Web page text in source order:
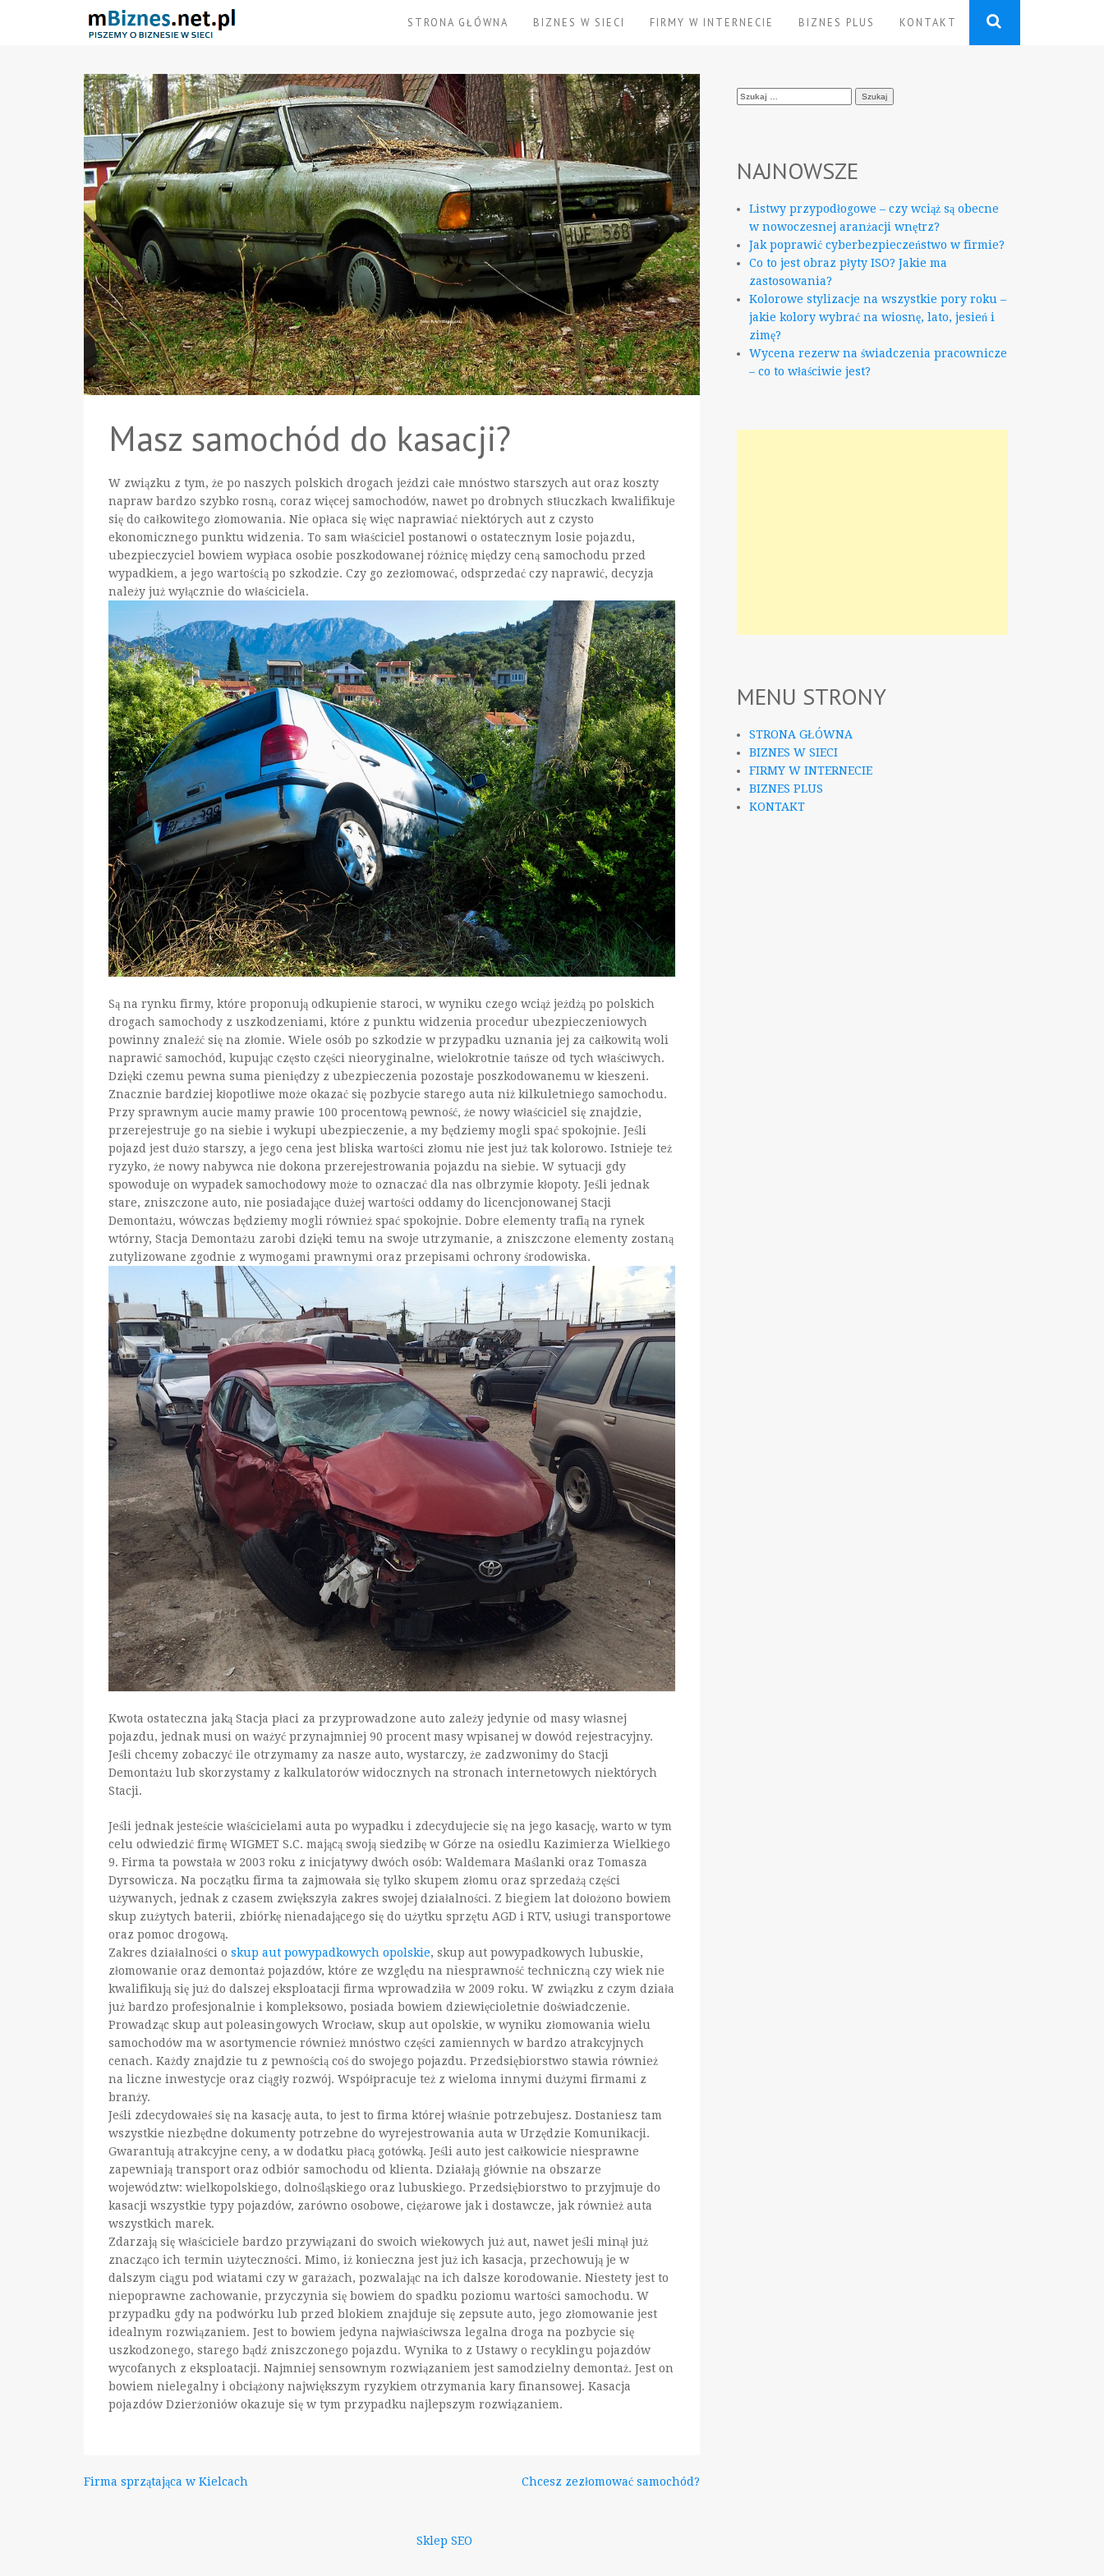
STRONA GŁÓWNA BIZNES W SIECI FIRMY W INTERNECIE BIZNES PLUS KONTAKT
Masz samochód do kasacji?
W związku z tym, że po naszych polskich drogach jeździ całe mnóstwo starszych aut oraz koszty
napraw bardzo szybko rosną, coraz więcej samochodów, nawet po drobnych stłuczkach kwalifikuje
się do całkowitego złomowania. Nie opłaca się więc naprawiać niektórych aut z czysto
ekonomicznego punktu widzenia. To sam właściciel postanowi o ostatecznym losie pojazdu,
ubezpieczyciel bowiem wypłaca osobie poszkodowanej różnicę między ceną samochodu przed
wypadkiem, a jego wartością po szkodzie. Czy go zezłomować, odsprzedać czy naprawić, decyzja
należy już wyłącznie do właściciela.
Są na rynku firmy, które proponują odkupienie staroci, w wyniku czego wciąż jeżdżą po polskich
drogach samochody z uszkodzeniami, które z punktu widzenia procedur ubezpieczeniowych
powinny znaleźć się na złomie. Wiele osób po szkodzie w przypadku uznania jej za całkowitą woli
naprawić samochód, kupując często części nieoryginalne, wielokrotnie tańsze od tych właściwych.
Dzięki czemu pewna suma pieniędzy z ubezpieczenia pozostaje poszkodowanemu w kieszeni.
Znacznie bardziej kłopotliwe może okazać się pozbycie starego auta niż kilkuletniego samochodu.
Przy sprawnym aucie mamy prawie 100 procentową pewność, że nowy właściciel się znajdzie,
przerejestruje go na siebie i wykupi ubezpieczenie, a my będziemy mogli spać spokojnie. Jeśli
pojazd jest dużo starszy, a jego cena jest bliska wartości złomu nie jest już tak kolorowo. Istnieje też
ryzyko, że nowy nabywca nie dokona przerejestrowania pojazdu na siebie. W sytuacji gdy
spowoduje on wypadek samochodowy może to oznaczać dla nas olbrzymie kłopoty. Jeśli jednak
stare, zniszczone auto, nie posiadające dużej wartości oddamy do licencjonowanej Stacji
Demontażu, wówczas będziemy mogli również spać spokojnie. Dobre elementy trafią na rynek
wtórny, Stacja Demontażu zarobi dzięki temu na swoje utrzymanie, a zniszczone elementy zostaną
zutylizowane zgodnie z wymogami prawnymi oraz przepisami ochrony środowiska.
Kwota ostateczna jaką Stacja płaci za przyprowadzone auto zależy jedynie od masy własnej
pojazdu, jednak musi on ważyć przynajmniej 90 procent masy wpisanej w dowód rejestracyjny.
Jeśli chcemy zobaczyć ile otrzymamy za nasze auto, wystarczy, że zadzwonimy do Stacji
Demontażu lub skorzystamy z kalkulatorów widocznych na stronach internetowych niektórych
Stacji.
Jeśli jednak jesteście właścicielami auta po wypadku i zdecydujecie się na jego kasację, warto w tym
celu odwiedzić firmę WIGMET S.C. mającą swoją siedzibę w Górze na osiedlu Kazimierza Wielkiego
9. Firma ta powstała w 2003 roku z inicjatywy dwóch osób: Waldemara Maślanki oraz Tomasza
Dyrsowicza. Na początku firma ta zajmowała się tylko skupem złomu oraz sprzedażą części
używanych, jednak z czasem zwiększyła zakres swojej działalności. Z biegiem lat dołożono bowiem
skup zużytych baterii, zbiórkę nienadającego się do użytku sprzętu AGD i RTV, usługi transportowe
oraz pomoc drogową.
Zakres działalności o skup aut powypadkowych opolskie, skup aut powypadkowych lubuskie,
złomowanie oraz demontaż pojazdów, które ze względu na niesprawność techniczną czy wiek nie
kwalifikują się już do dalszej eksploatacji firma wprowadziła w 2009 roku. W związku z czym działa
już bardzo profesjonalnie i kompleksowo, posiada bowiem dziewięcioletnie doświadczenie.
Prowadząc skup aut poleasingowych Wrocław, skup aut opolskie, w wyniku złomowania wielu
samochodów ma w asortymencie również mnóstwo części zamiennych w bardzo atrakcyjnych
cenach. Każdy znajdzie tu z pewnością coś do swojego pojazdu. Przedsiębiorstwo stawia również
na liczne inwestycje oraz ciągły rozwój. Współpracuje też z wieloma innymi dużymi firmami z
branży.
Jeśli zdecydowałeś się na kasację auta, to jest to firma której właśnie potrzebujesz. Dostaniesz tam
wszystkie niezbędne dokumenty potrzebne do wyrejestrowania auta w Urzędzie Komunikacji.
Gwarantują atrakcyjne ceny, a w dodatku płacą gotówką. Jeśli auto jest całkowicie niesprawne
zapewniają transport oraz odbiór samochodu od klienta. Działają głównie na obszarze
województw: wielkopolskiego, dolnośląskiego oraz lubuskiego. Przedsiębiorstwo to przyjmuje do
kasacji wszystkie typy pojazdów, zarówno osobowe, ciężarowe jak i dostawcze, jak również auta
wszystkich marek.
Zdarzają się właściciele bardzo przywiązani do swoich wiekowych już aut, nawet jeśli minął już
znacząco ich termin użyteczności. Mimo, iż konieczna jest już ich kasacja, przechowują je w
dalszym ciągu pod wiatami czy w garażach, pozwalając na ich dalsze korodowanie. Niestety jest to
niepoprawne zachowanie, przyczynia się bowiem do spadku poziomu wartości samochodu. W
przypadku gdy na podwórku lub przed blokiem znajduje się zepsute auto, jego złomowanie jest
idealnym rozwiązaniem. Jest to bowiem jedyna najwłaściwsza legalna droga na pozbycie się
uszkodzonego, starego bądź zniszczonego pojazdu. Wynika to z Ustawy o recyklingu pojazdów
wycofanych z eksploatacji. Najmniej sensownym rozwiązaniem jest samodzielny demontaż. Jest on
bowiem nielegalny i obciążony największym ryzykiem otrzymania kary finansowej. Kasacja
pojazdów Dzierżoniów okazuje się w tym przypadku najlepszym rozwiązaniem.
Nawigacja
Firma sprzątająca w Kielcach Chcesz zezłomować samochód?
Szukaj:
NAJNOWSZE
Listwy przypodłogowe – czy wciąż są obecne
w nowoczesnej aranżacji wnętrz?
Jak poprawić cyberbezpieczeństwo w firmie?
Co to jest obraz płyty ISO? Jakie ma
zastosowania?
Kolorowe stylizacje na wszystkie pory roku –
jakie kolory wybrać na wiosnę, lato, jesień i
zimę?
Wycena rezerw na świadczenia pracownicze
– co to właściwie jest?
MENU STRONY
STRONA GŁÓWNA
BIZNES W SIECI
FIRMY W INTERNECIE
BIZNES PLUS
KONTAKT
Sklep SEO